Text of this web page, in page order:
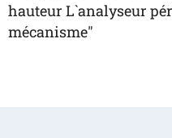
hauteur L`analyseur
mécanisme"